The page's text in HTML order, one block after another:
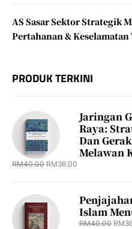
AS Sasar Sektor Strategik
Pertahanan &
PRODUK TERKINI
Jaringan
Raya:
Dan
Melawan
RM40.00 RM36.00
Islam
RM40.00 RM